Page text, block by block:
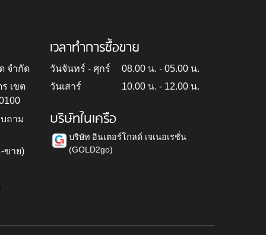
จำกัด
เขต
ถาม
ขาย)
เวลาทำการซื้อขาย
วันจันทร์ - ศุกร์
08.00 น. - 05.00 น.
วันเสาร์
10.00 น. - 12.00 น.
บริษัทในเครือ
บริษัท อินเตอร์โกลด์ เจเนอเรชั่น
(GOLD2go)